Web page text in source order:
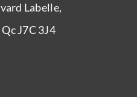
Labelle,
J7C 3J4